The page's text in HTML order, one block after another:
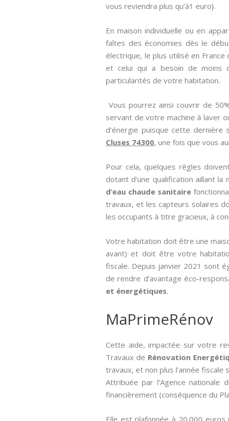
vous reviendra plus qu’à1 euro}.
En maison individuelle ou en
faîtes des économies dès le
électrique, le plus utilisé en
et celui qui a besoin de moins
particularités de votre habitation.
Vous pourrez ainsi couvrir de
servant de votre machine à laver
d’énergie puisque cette dernière
Cluses 74300, une fois que vous
Pour cela, quelques règles
dotant d’une qualification aillant la
d’eau chaude sanitaire
travaux, et les capteurs solaires
les occupants à titre gracieux, à
Votre habitation doit être une
avant) et doit être votre
fiscale. Depuis janvier 2021 sont
de rendre d’avantage éco-
et énergétiques.
MaPrimeRénov
Cette aide, impactée sur votre
Travaux de Rénovation
travaux, et non plus l’année fiscale
Attribuée par l’Agence nationale
financièrement (conséquence du
Elle est plafonnée à 20.000